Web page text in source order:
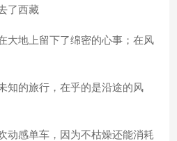
了西藏
大地上留下了绵密的心事；在风
知的旅行，在乎的是沿途的风
动感单车，因为不枯燥还能消耗